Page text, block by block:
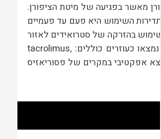
מאשר בפגיעה של מיטת הציפורן.
השימוש היא פעם עד פעמיים
בהזרקה של סטרואידים לאזור
כעוזרים כוללים: tacrolimus,
אפקטיבי במקרים של פסוריאזיס